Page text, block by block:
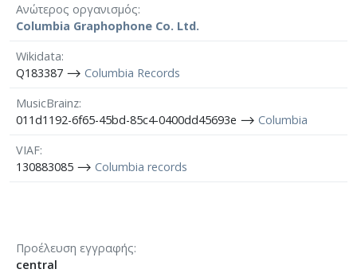
Ανώτερος οργανισμός
Columbia Graphophone Co. Ltd.
Wikidata
Q183387 ⟶ Columbia Records
MusicBrainz
011d1192-6f65-45bd-85c4-0400dd45693e ⟶ Columbia
VIAF
130883085 ⟶ Columbia records
Προέλευση εγγραφής
central